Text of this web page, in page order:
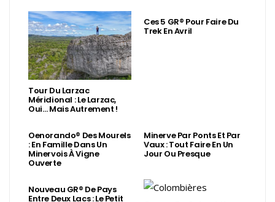
Tour Du Larzac
Méridional : Le Larzac,
Oui… Mais Autrement !
Ces 5 GR® Pour Faire Du
Trek En Avril
Oenorando® Des Mourels
: En Famille Dans Un
Minervois À Vigne
Ouverte
Minerve Par Ponts Et Par
Vaux : Tout Faire En Un
Jour Ou Presque
Nouveau GR® De Pays
Entre Deux Lacs : Le Petit